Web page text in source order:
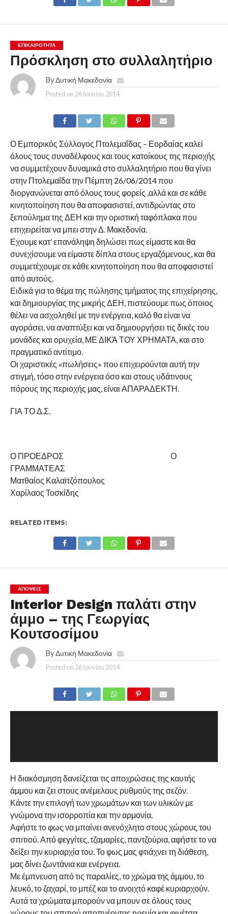
ΕΠΙΚΑΙΡΟΤΗΤΑ
Πρόσκληση στο συλλαλητήριο
By Δυτική Μακεδονία
Posted on 26 Ιουνίου 2014
Ο Εμπορικός Σύλλογος Πτολεμαΐδας – Εορδαίας καλεί
όλους τους συναδέλφους και τους κατοίκους της περιοχής
να συμμετέχουν δυναμικά στο συλλαλητήριο που θα γίνει
στην Πτολεμαΐδα την Πέμπτη 26/06/2014 που
διοργανώνεται από όλους τους φορείς ,αλλά και σε κάθε
κινητοποίηση που θα αποφασιστεί, αντιδρώντας στο
ξεπούλημα της ΔΕΗ και την οριστική ταφόπλακα που
επιχειρείται να μπει στην Δ. Μακεδονία.
Εχουμε κατ’ επανάληψη δηλώσει πως είμαστε και θα
συνεχίσουμε να είμαστε δίπλα στους εργαζόμενους, και θα
συμμετέχουμε σε κάθε κινητοποίηση που θα αποφασιστεί
από αυτούς.
Ειδικά για το θέμα της πώλησης τμήματος της επιχείρησης,
και δημιουργίας της μικρής ΔΕΗ, πιστεύουμε πως όποιος
θέλει να ασχοληθεί με την ενέργεια, καλό θα είναι να
αγοράσει, να αναπτύξει και να δημιουργήσει τις δικές του
μονάδες και ορυχεία, ΜΕ ΔΙΚΆ ΤΟΥ ΧΡΗΜΑΤΑ, και στο
πραγματικό αντίτιμο.
Οι χαριστικές «πωλήσεις» που επιχειρούνται αυτή την
στιγμή, τόσο στην ενέργεια όσο και στους υδάτινους
πόρους της περιοχής μας, είναι ΑΠΑΡΑΔΕΚΤΗ.
ΓΙΑ ΤΟ Δ.Σ.
Ο ΠΡΟΕΔΡΟΣ Ο
ΓΡΑΜΜΑΤΕΑΣ
Ματθαίος Καλαϊτζόπουλος
Χαρίλαος Τοσκίδης
RELATED ITEMS:
ΑΠΌΨΕΙΣ
Interior Design παλάτι στην
άμμο – της Γεωργίας
Κουτσοσίμου
By Δυτική Μακεδονία
Posted on 26 Ιουνίου 2014
Η διακόσμηση δανείζεται τις αποχρώσεις της καυτής
άμμου και ζει στους ανέμελους ρυθμούς της σεζόν.
Κάντε την επιλογή των χρωμάτων και των υλικών με
γνώμονα την ισορροπία και την αρμονία.
Αφήστε το φως να μπαίνει ανενόχλητο στους χώρους του
σπιτιού. Από φεγγίτες, τζαμαρίες, παντζούρια, αφήστε το να
δείξει την κυριαρχία του. Το φως μας φτιάχνει τη διάθεση,
μας δίνει ζωντάνια και ενέργεια.
Με έμπνευση από τις παραλίες, το χρώμα της άμμου, το
λευκό, το ζαχαρί, το μπέζ και το ανοιχτό καφέ κυριαρχούν.
Αυτά τα χρώματα μπορούν να μπουν σε όλους τους